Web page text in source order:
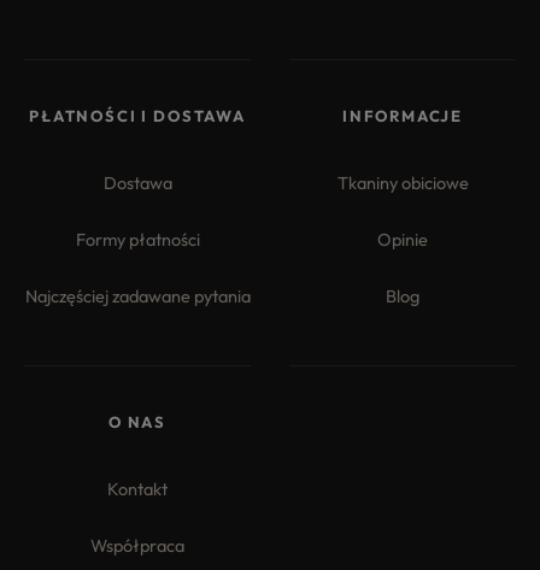
PŁATNOŚCI I DOSTAWA
Dostawa
Formy płatności
Najczęściej zadawane pytania
INFORMACJE
Tkaniny obiciowe
Opinie
Blog
O NAS
Kontakt
Współpraca